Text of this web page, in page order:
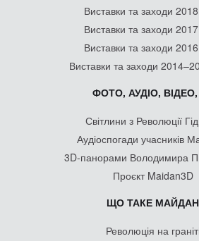
Виставки та заходи
Виставки та заходи
Виставки та заходи
Виставки та заходи
ФОТО, АУДІО, ВІДЕО,
Світлини з Революції
Аудіоспогади учасників
3D-панорами Володимира
Проєкт Maidan3D
ЩО ТАКЕ МАЙДАН
Революція на